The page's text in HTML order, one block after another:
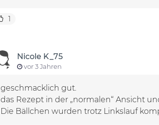
1
Nicole K_75
vor 3 Jahren
geschmacklich gut.
das Rezept in der „normalen“ Ansicht